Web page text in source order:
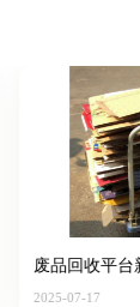
废品回收平台新版
收端与仓库端功能
2025-07-17